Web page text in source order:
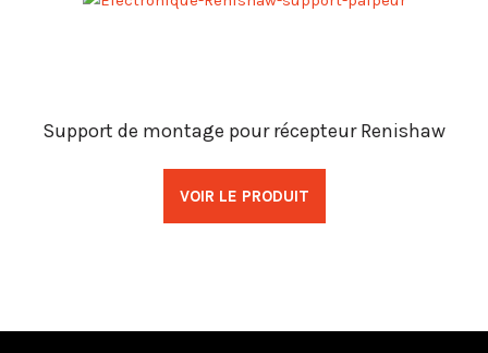
Support de montage pour récepteur Renishaw
VOIR LE PRODUIT